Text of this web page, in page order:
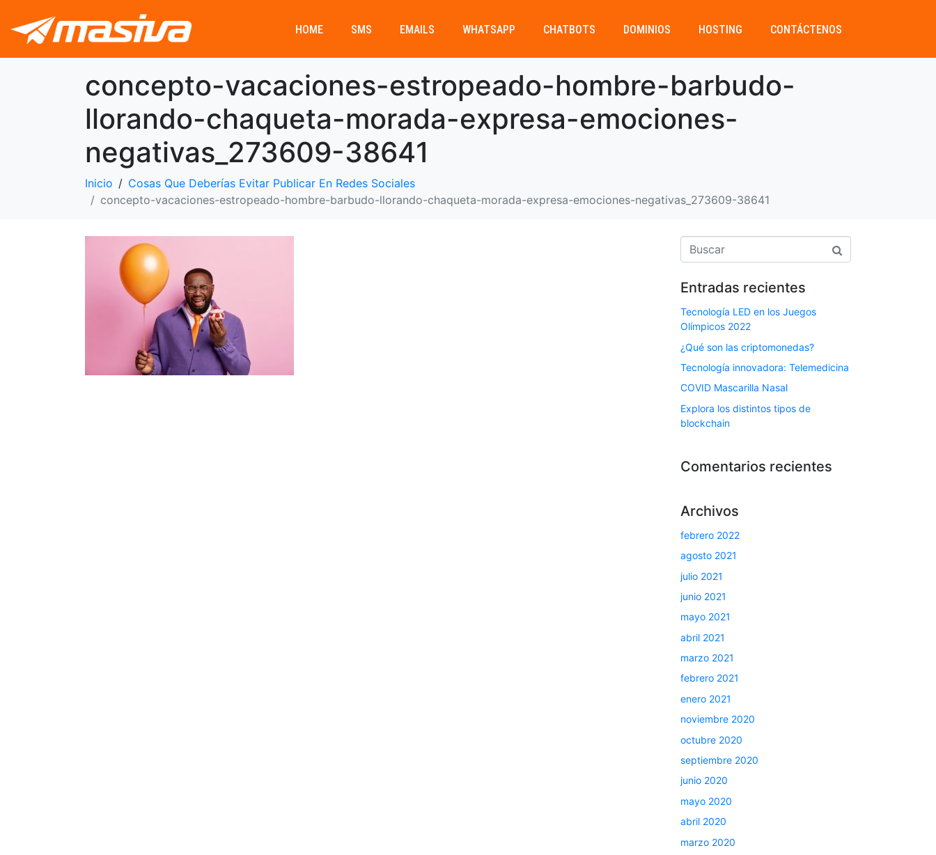
HOME SMS EMAILS WHATSAPP CHATBOTS DOMINIOS HOSTING CONTÁCTENOS
concepto-vacaciones-estropeado-hombre-barbudo-
llorando-chaqueta-morada-expresa-emociones-
negativas_273609-38641
Inicio
Cosas Que Deberías Evitar Publicar En Redes Sociales
concepto-vacaciones-estropeado-hombre-barbudo-llorando-chaqueta-morada-expresa-emociones-negativas_273609-38641
Entradas recientes
Tecnología LED en los Juegos
Olímpicos 2022
¿Qué son las criptomonedas?
Tecnología innovadora: Telemedicina
COVID Mascarilla Nasal
Explora los distintos tipos de
blockchain
Comentarios recientes
Archivos
febrero 2022
agosto 2021
julio 2021
junio 2021
mayo 2021
abril 2021
marzo 2021
febrero 2021
enero 2021
noviembre 2020
octubre 2020
septiembre 2020
junio 2020
mayo 2020
abril 2020
marzo 2020